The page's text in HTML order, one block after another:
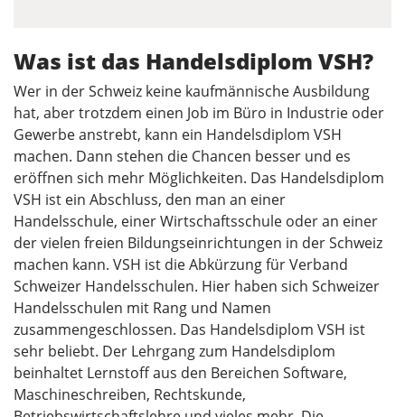
Was ist das Handelsdiplom VSH?
Wer in der Schweiz keine kaufmännische Ausbildung
hat, aber trotzdem einen Job im Büro in Industrie oder
Gewerbe anstrebt, kann ein Handelsdiplom VSH
machen. Dann stehen die Chancen besser und es
eröffnen sich mehr Möglichkeiten. Das Handelsdiplom
VSH ist ein Abschluss, den man an einer
Handelsschule, einer Wirtschaftsschule oder an einer
der vielen freien Bildungseinrichtungen in der Schweiz
machen kann. VSH ist die Abkürzung für Verband
Schweizer Handelsschulen. Hier haben sich Schweizer
Handelsschulen mit Rang und Namen
zusammengeschlossen. Das Handelsdiplom VSH ist
sehr beliebt. Der Lehrgang zum Handelsdiplom
beinhaltet Lernstoff aus den Bereichen Software,
Maschineschreiben, Rechtskunde,